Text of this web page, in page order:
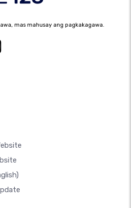
mas mahusay ang pagkakagawa.